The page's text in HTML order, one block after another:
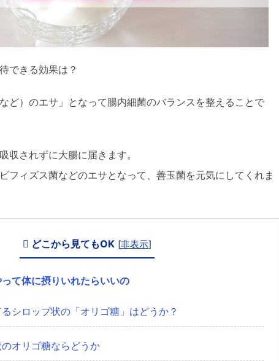
できる効果は？
ど）のエサ」となって腸内細菌のバランスを整えることで
収されずに大腸に届きます。
フィズス菌などのエサとなって、善玉菌を元気にしてくれま
どこから見てもOK [非表示]
て体に摂りいれたらいいの
シロップ状の「オリゴ糖」はどうか？
オリゴ糖ならどうか